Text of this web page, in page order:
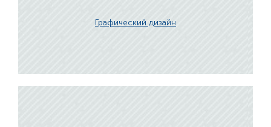
Графический дизайн